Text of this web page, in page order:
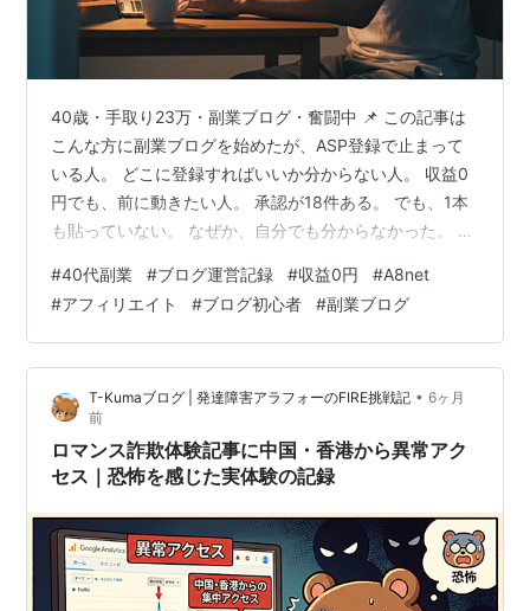
40歳・手取り23万・副業ブログ・奮闘中 📌 この記事は
こんな方に副業ブログを始めたが、ASP登録で止まって
いる人。 どこに登録すればいいか分からない人。 収益0
円でも、前に動きたい人。 承認が18件ある。 でも、1本
も貼っていない。 なぜか、自分でも分からなかった。 昨
承認18件、リンク設置0本。これが今の最大のボトルネッ
クだ」と。 仕組みはある。準備もしていた。ただ、引き
金を引いていなかった。 今日は、なぜそうなったか。そ
してどう動くかを、整理しながら書く。 ノウハウ記事じ
ゃない。自分の記録だ。 ① ASPが必要な理由、最初に
整理する …
#40代副業 #ブログ運営記録 #収益0円 #A8net
#アフィリエイト #ブログ初心者 #副業ブログ
T-Kumaブログ | 発達障害アラフォーのFIRE挑戦記 • 6ヶ月
前
ロマンス詐欺体験記事に中国・香港から異常アク
セス｜恐怖を感じた実体験の記録